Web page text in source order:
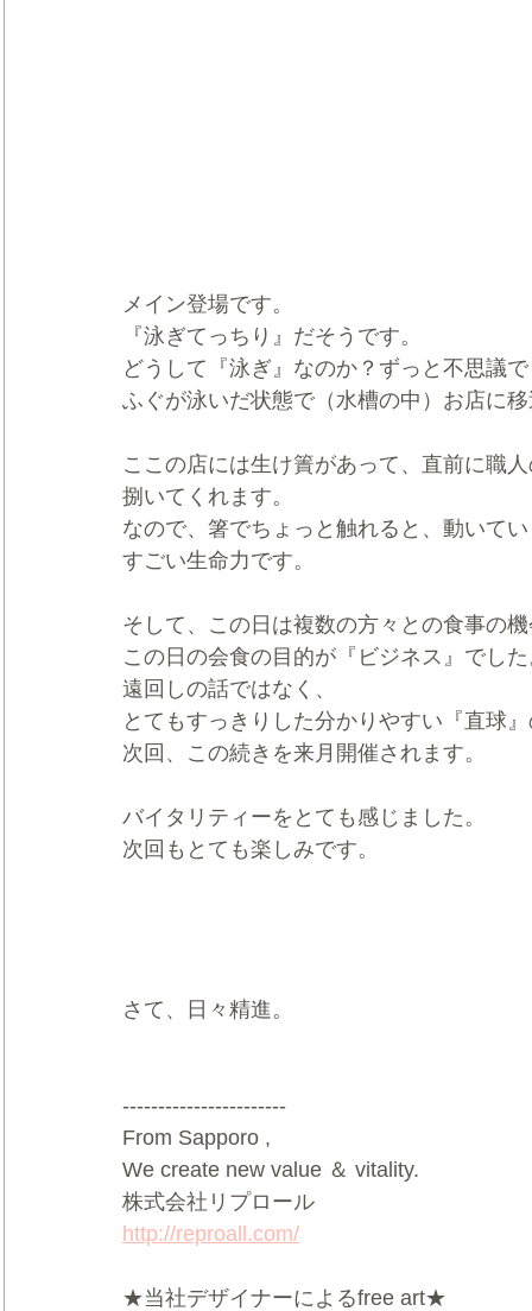
メイン登場です。
『泳ぎてっちり』だそうです。
どうして『泳ぎ』なのか？ずっと不思議
ふぐが泳いだ状態で（水槽の中）お店に
ここの店には生け簀があって、直前に職
捌いてくれます。
なので、箸でちょっと触れると、動いて
すごい生命力です。
そして、この日は複数の方々との食事の
この日の会食の目的が『ビジネス』でし
遠回しの話ではなく、
とてもすっきりした分かりやすい『直球
次回、この続きを来月開催されます。
バイタリティーをとても感じました。
次回もとても楽しみです。
さて、日々精進。
-----------------------
From Sapporo ,
We create new value ＆ vitality.
株式会社リプロール
http://reproall.com/
★当社デザイナーによるfree art★